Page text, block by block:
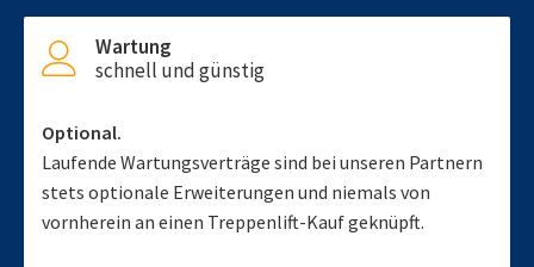
Wartung
schnell und günstig
Optional.
Laufende Wartungsverträge sind bei unseren Partnern
stets optionale Erweiterungen und niemals von
vornherein an einen Treppenlift-Kauf geknüpft.